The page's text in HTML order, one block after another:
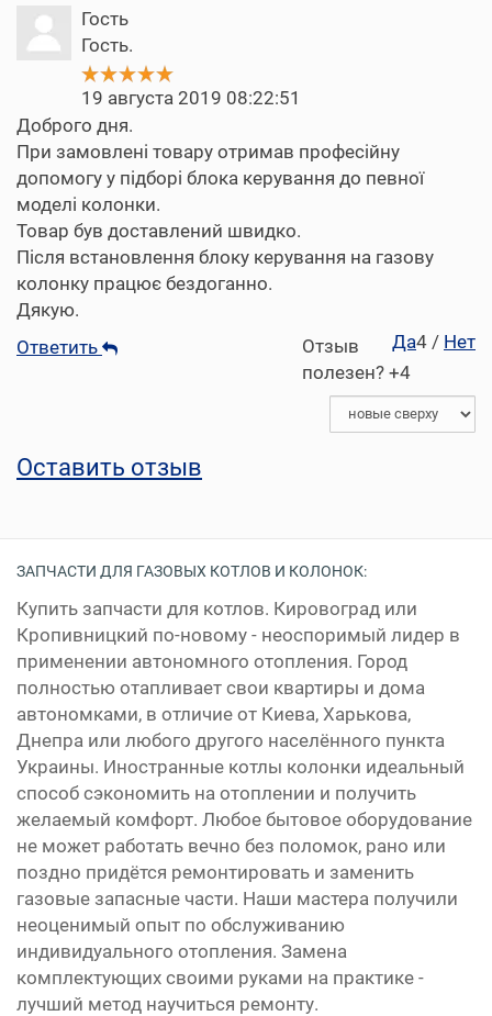
Гость
Гость.
19 августа 2019 08:22:51
Доброго дня.
При замовлені товару отримав професійну
допомогу у підборі блока керування до певної
моделі колонки.
Товар був доставлений швидко.
Після встановлення блоку керування на газову
колонку працює бездоганно.
Дякую.
Да4 / Нет
Отзыв
полезен? +4
Ответить
Оставить отзыв
ЗАПЧАСТИ ДЛЯ ГАЗОВЫХ КОТЛОВ И КОЛОНОК:
Купить запчасти для котлов. Кировоград или
Кропивницкий по-новому - неоспоримый лидер в
применении автономного отопления. Город
полностью отапливает свои квартиры и дома
автономками, в отличие от Киева, Харькова,
Днепра или любого другого населённого пункта
Украины. Иностранные котлы колонки идеальный
способ сэкономить на отоплении и получить
желаемый комфорт. Любое бытовое оборудование
не может работать вечно без поломок, рано или
поздно придётся ремонтировать и заменить
газовые запасные части. Наши мастера получили
неоценимый опыт по обслуживанию
индивидуального отопления. Замена
комплектующих своими руками на практике -
лучший метод научиться ремонту.